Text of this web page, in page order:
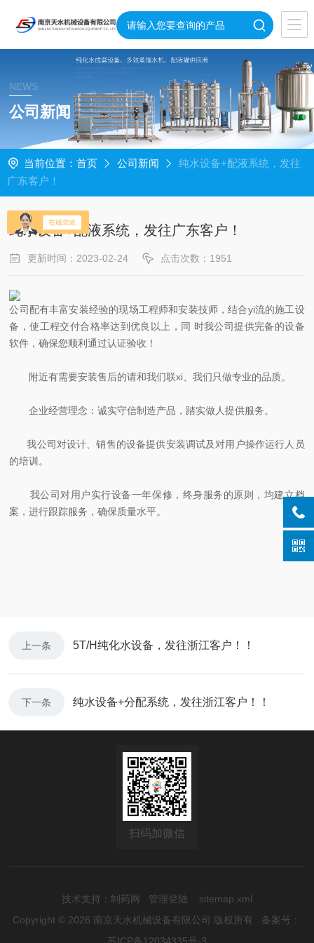
NEWS
公司新闻
当前位置： 首页 公司新闻
纯水设备+配液系统，发往
广东客户！
纯水设备+配液系统，发往广东客户！
更新时间：2023-02-24 点击次数：1951
公司配有丰富安装经验的现场工程师和安装技师，结合yi流的施工设
备，使工程交付合格率达到优良以上，同 时我公司提供完备的设备
软件，确保您顺利通过认证验收！
附近有需要安装售后的请和我们联xi、我们只做专业的品质。
企业经营理念：诚实守信制造产品，踏实做人提供服务。
我公司对设计、销售的设备提供安装调试及对用户操作运行人员
的培训。
我公司对用户实行设备一年保修，终身服务的原则，均建立档
案，进行跟踪服务，确保质量水平。
上一条 5T/H纯化水设备，发往浙江客户！！
下一条 纯水设备+分配系统，发往浙江客户！！
扫码加微信
技术支持： 制药网 管理登陆
sitemap.xml
Copyright © 2026 南京天水机械设备有限公司 版权所有 备案号：